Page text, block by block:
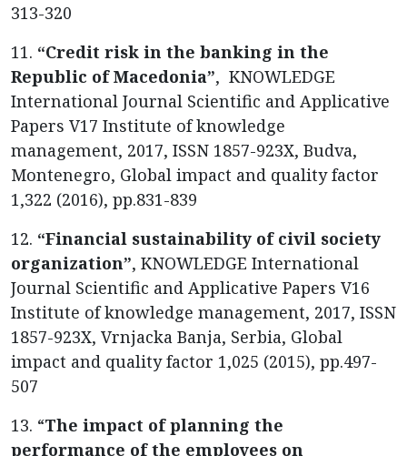
313-320
11. “Credit risk in the banking in the
Republic of Macedonia”, KNOWLEDGE
International Journal Scientific and Applicative
Papers V17 Institute of knowledge
management, 2017, ISSN 1857-923X, Budva,
Montenegro, Global impact and quality factor
1,322 (2016), pp.831-839
12. “Financial sustainability of civil society
organization”, KNOWLEDGE International
Journal Scientific and Applicative Papers V16
Institute of knowledge management, 2017, ISSN
1857-923X, Vrnjacka Banja, Serbia, Global
impact and quality factor 1,025 (2015), pp.497-
507
13. “The impact of planning the
performance of the employees on